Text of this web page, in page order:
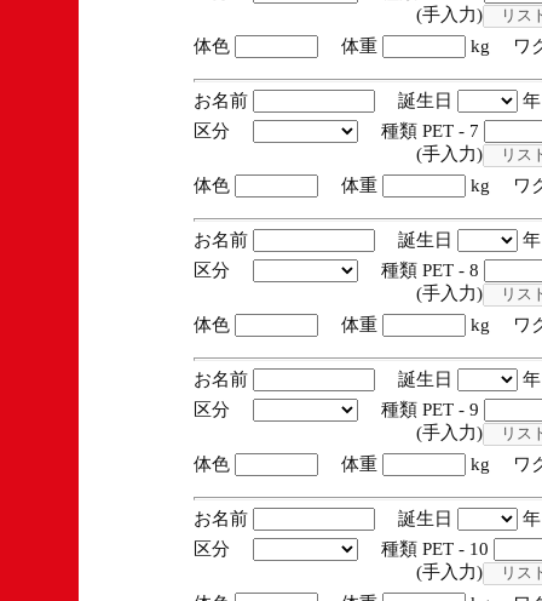
(手入力)
体色
体重 kg ワ
お名前 誕生日
区分
種類 PET - 7
(手入力)
体色
体重 kg ワ
お名前 誕生日
区分
種類 PET - 8
(手入力)
体色
体重 kg ワ
お名前 誕生日
区分
種類 PET - 9
(手入力)
体色
体重 kg ワ
お名前 誕生日
区分
種類 PET - 10
(手入力)